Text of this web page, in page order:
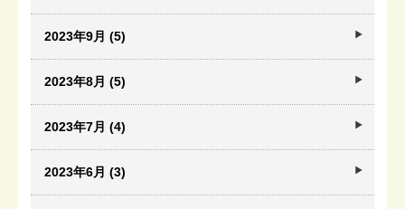
2023年9月 (5)
2023年8月 (5)
2023年7月 (4)
2023年6月 (3)